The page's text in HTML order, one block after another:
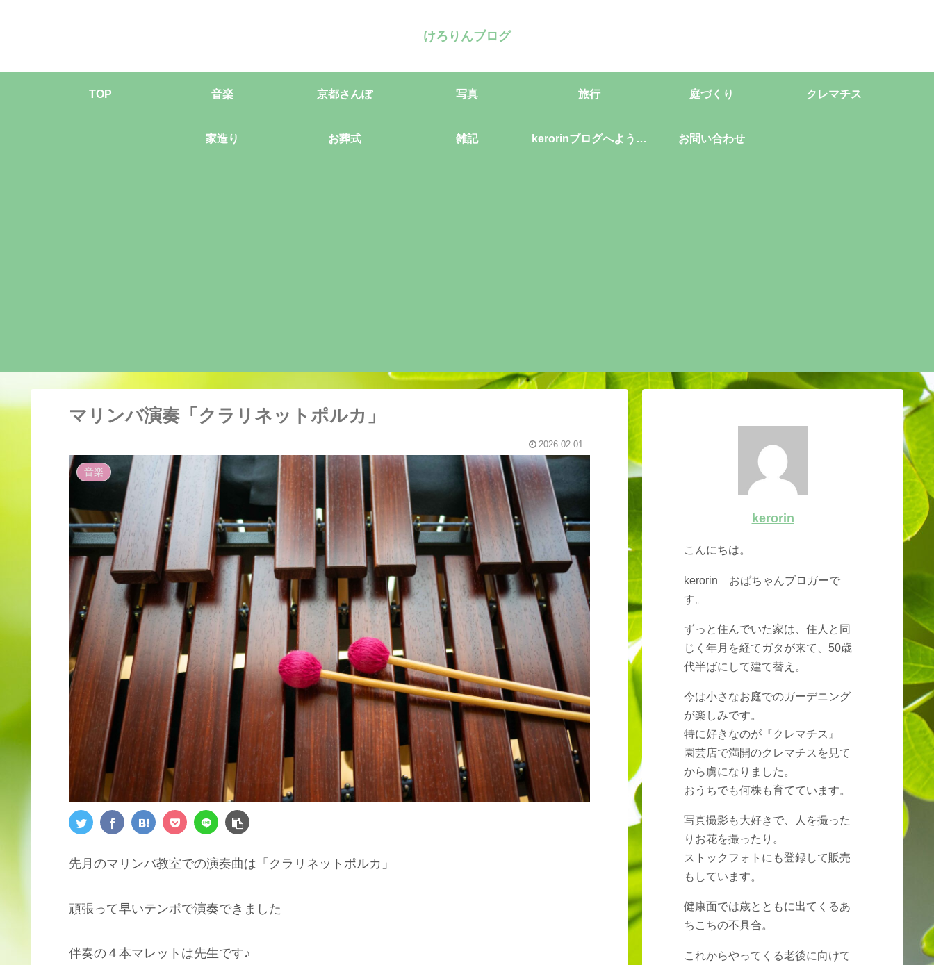
けろりんブログ
TOP 音楽 京都さんぽ 写真 旅行 庭づくり クレマチス
家造り お葬式 雑記 kerorinブログへようこ お問い合わせ
マリンバ演奏「クラリネットポルカ」
2026.02.01
音楽
先月のマリンバ教室での演奏曲は「クラリネットポルカ」
頑張って早いテンポで演奏できました
伴奏の４本マレットは先生です♪
kerorin
こんにちは。
kerorin おばちゃんブロガーで
す。
ずっと住んでいた家は、住人と同
じく年月を経てガタが来て、50歳
代半ばにして建て替え。
今は小さなお庭でのガーデニング
が楽しみです。
特に好きなのが『クレマチス』
園芸店で満開のクレマチスを見て
から虜になりました。
おうちでも何株も育てています。
写真撮影も大好きで、人を撮った
りお花を撮ったり。
ストックフォトにも登録して販売
もしています。
健康面では歳とともに出てくるあ
ちこちの不具合。
これからやってくる老後に向けて